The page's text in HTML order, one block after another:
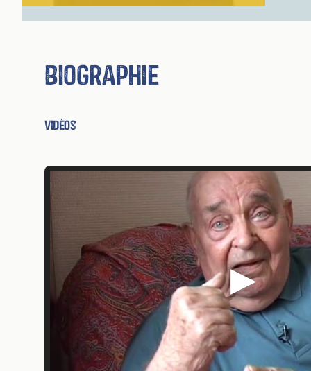
Biographie
Vidéos
▶